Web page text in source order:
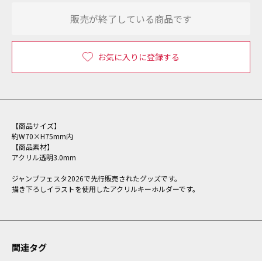
お気に入りに登録する
販売が終了している商品です
【商品サイズ】
約W70×H75mm内
【商品素材】
アクリル透明3.0mm
ジャンプフェスタ2026で先行販売されたグッズです。
描き下ろしイラストを使用したアクリルキーホルダーです。
関連タグ